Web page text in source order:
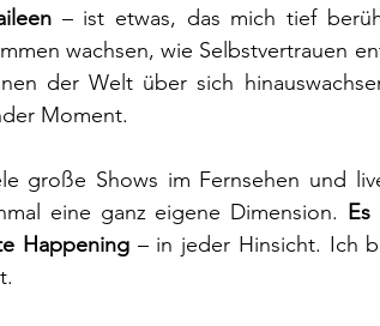
– ist etwas, das mich tief
wachsen, wie Selbstvertrauen
der Welt über sich
Moment.
große Shows im Fernsehen und
eine ganz eigene Dimension.
Happening – in jeder Hinsicht. Ich